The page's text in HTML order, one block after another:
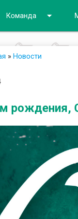
Команда arrow_drop_down
» Новости
рождения,